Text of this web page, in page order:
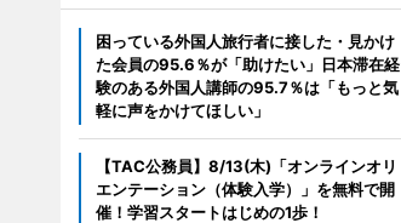
困っている外国人旅行者に接した・見かけ
た会員の95.6％が「助けたい」日本滞在経
験のある外国人講師の95.7％は「もっと気
軽に声をかけてほしい」
【TAC公務員】8/13(木)「オンラインオリ
エンテーション（体験入学）」を無料で開
催！学習スタートはじめの1歩！